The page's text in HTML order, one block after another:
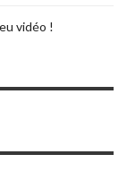
vidéo !